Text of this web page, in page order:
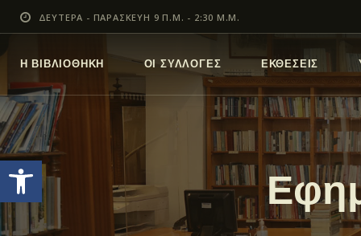
Ανοίξτε τη γραμμή εργαλείων
ΔΕΥΤΕΡΑ - ΠΑΡΑΣΚΕΥΗ 9 Π.Μ. - 2:30 Μ.Μ.
Η ΒΙΒΛΙΟΘΗΚΗ ΟΙ ΣΥΛΛΟΓΕΣ ΕΚΘΕΣΕΙΣ